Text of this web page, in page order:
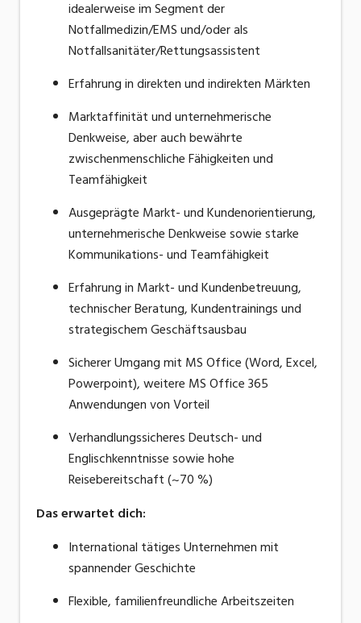
idealerweise im Segment der
Notfallmedizin/EMS und/oder als
Notfallsanitäter/Rettungsassistent
Erfahrung in direkten und indirekten Märkten
Marktaffinität und unternehmerische
Denkweise, aber auch bewährte
zwischenmenschliche Fähigkeiten und
Teamfähigkeit
Ausgeprägte Markt- und Kundenorientierung,
unternehmerische Denkweise sowie starke
Kommunikations- und Teamfähigkeit
Erfahrung in Markt- und Kundenbetreuung,
technischer Beratung, Kundentrainings und
strategischem Geschäftsausbau
Sicherer Umgang mit MS Office (Word, Excel,
Powerpoint), weitere MS Office 365
Anwendungen von Vorteil
Verhandlungssicheres Deutsch- und
Englischkenntnisse sowie hohe
Reisebereitschaft (~70 %)
Das erwartet dich:
International tätiges Unternehmen mit
spannender Geschichte
Flexible, familienfreundliche Arbeitszeiten